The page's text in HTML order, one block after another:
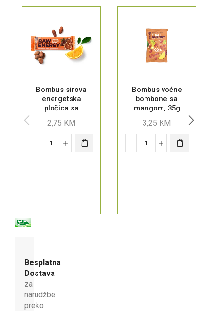
Bombus sirova
energetska
pločica sa
kakao zrnima, 50g
2,75 KM
Bombus voćne
bombone sa
mangom, 35g
3,25 KM
Besplatna
Dostava
za
narudžbe
preko